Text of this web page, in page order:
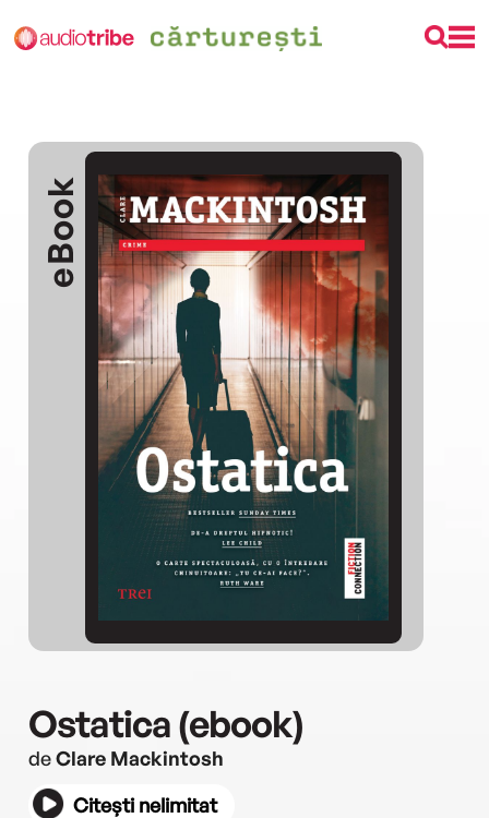
eBook
Ostatica (ebook)
deClare Mackintosh
Citești nelimitat